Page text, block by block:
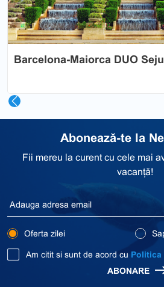
Barcelona-Maiorca DUO
Abonează-te la
Fii mereu la curent cu cele mai
vacanță!
Oferta zilei
Am citit si sunt de acord cu
ABONARE